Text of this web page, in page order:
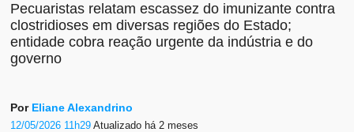
Pecuaristas relatam escassez do imunizante contra
clostridioses em diversas regiões do Estado;
entidade cobra reação urgente da indústria e do
governo
Por Eliane Alexandrino
12/05/2026 11h29Atualizado há 2 meses